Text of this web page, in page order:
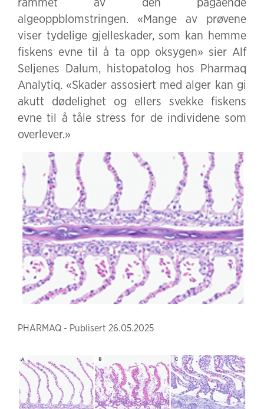
algeoppblomstringen. «Mange av prøvene
viser tydelige gjelleskader, som kan hemme
fiskens evne til å ta opp oksygen» sier Alf
Seljenes Dalum, histopatolog hos Pharmaq
Analytiq. «Skader assosiert med alger kan gi
akutt dødelighet og ellers svekke fiskens
evne til å tåle stress for de individene som
overlever.»
PHARMAQ - Publisert 26.05.2025